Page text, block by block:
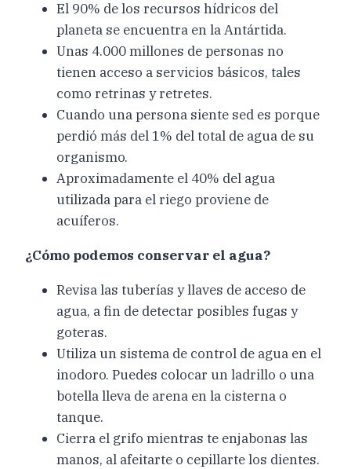
El 90% de los recursos hídricos del
planeta se encuentra en la Antártida.
Unas 4.000 millones de personas no
tienen acceso a servicios básicos, tales
como retrinas y retretes.
Cuando una persona siente sed es porque
perdió más del 1% del total de agua de su
organismo.
Aproximadamente el 40% del agua
utilizada para el riego proviene de
acuíferos.
¿Cómo podemos conservar el agua?
Revisa las tuberías y llaves de acceso de
agua, a fin de detectar posibles fugas y
goteras.
Utiliza un sistema de control de agua en el
inodoro. Puedes colocar un ladrillo o una
botella lleva de arena en la cisterna o
tanque.
Cierra el grifo mientras te enjabonas las
manos, al afeitarte o cepillarte los dientes.